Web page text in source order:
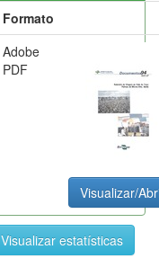
Formato
Adobe
PDF
Visualizar/
Visualizar estatísticas